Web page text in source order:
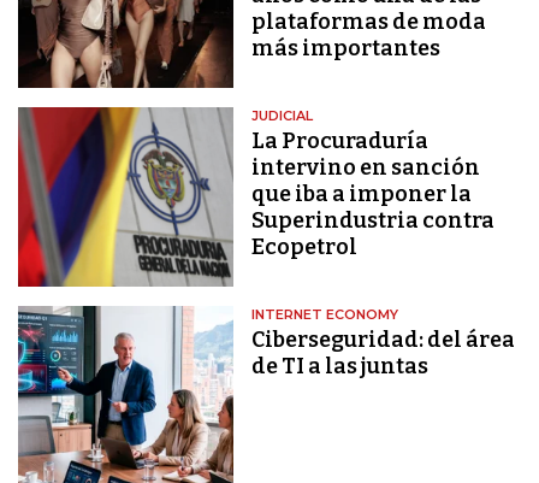
plataformas de moda
más importantes
JUDICIAL
La Procuraduría
intervino en sanción
que iba a imponer la
Superindustria contra
Ecopetrol
INTERNET ECONOMY
Ciberseguridad: del área
de TI a las juntas